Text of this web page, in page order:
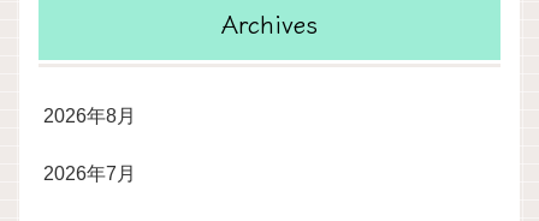
Archives
2026年8月
2026年7月